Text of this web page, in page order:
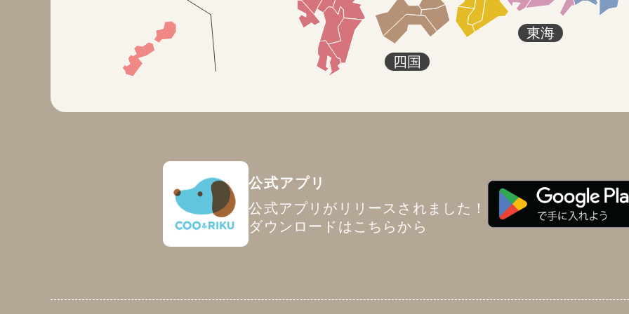
東海
四国
公式アプリ
公式アプリがリリースされました！
ダウンロードはこちらから